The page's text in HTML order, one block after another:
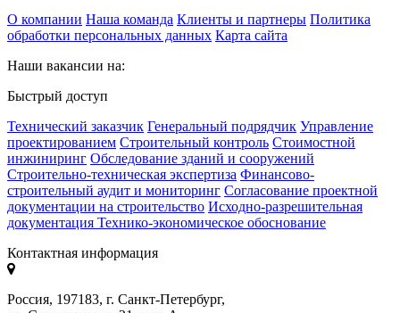
О компании Наша команда Клиенты и партнеры Политика
обработки персональных данных Карта сайта
Наши вакансии на:
Быстрый доступ
Технический заказчик Генеральный подрядчик Управление
проектированием Строительный контроль Стоимостной
инжиниринг Обследование зданий и сооружений
Строительно-техническая экспертиза Финансово-
строительный аудит и мониторинг Согласование проектной
документации на строительство Исходно-разрешительная
документация Технико-экономическое обоснование
Контактная информация
Россия, 197183, г. Санкт-Петербург,